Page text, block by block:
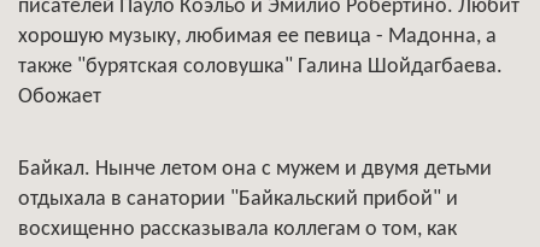
писателей Пауло Коэльо и Эмилио Робертино. Любит
хорошую музыку, любимая ее певица - Мадонна, а
также "бурятская соловушка" Галина Шойдагбаева.
Обожает
Байкал. Нынче летом она с мужем и двумя детьми
отдыхала в санатории "Байкальский прибой" и
восхищенно рассказывала коллегам о том, как